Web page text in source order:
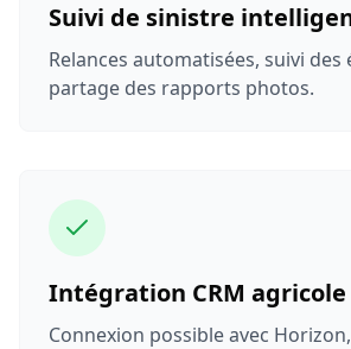
Suivi de sinistre
Relances automatisées, suivi des
partage des rapports photos.
Intégration CRM agricole
Connexion possible avec